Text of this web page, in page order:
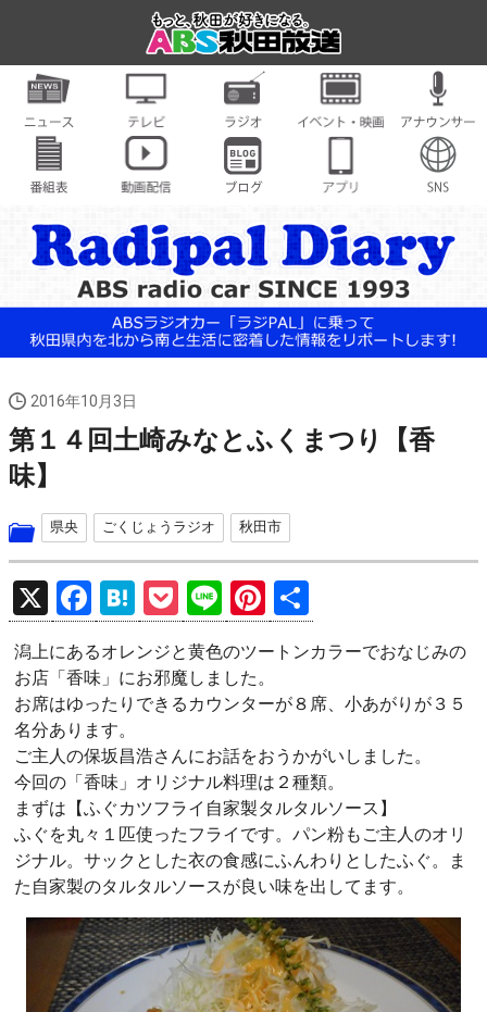
2016年10月3日
第１４回土崎みなとふくまつり【香
味】
県央 ごくじょうラジオ 秋田市
X
F
a
ce
b
o
o
k
H
at
e
n
a
P
o
ck
et
Li
n
e
Pi
nt
er
es
有
潟上にあるオレンジと黄色のツートンカラーでおなじみの
お店「香味」にお邪魔しました。
お席はゆったりできるカウンターが８席、小あがりが３５
名分あります。
ご主人の保坂昌浩さんにお話をおうかがいしました。
今回の「香味」オリジナル料理は２種類。
まずは【ふぐカツフライ自家製タルタルソース】
ふぐを丸々１匹使ったフライです。パン粉もご主人のオリ
ジナル。サックとした衣の食感にふんわりとしたふぐ。ま
た自家製のタルタルソースが良い味を出してます。